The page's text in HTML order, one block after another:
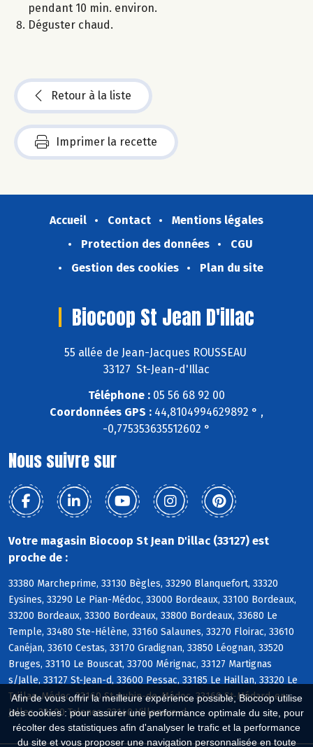
Afin de vous offrir la meilleure expérience possible, Biocoop utilise
des cookies : pour assurer une performance optimale du site, pour
récolter des statistiques afin d'analyser le trafic et la performance
du site et vous proposer une navigation personnalisée en toute
pendant 10 min. environ.
Déguster chaud.
Retour à la liste
Imprimer la recette
Accueil Contact
Mentions légales
Protection des données
CGU
Gestion des cookies
Plan du site
Biocoop St Jean D'illac
55 allée de Jean-Jacques ROUSSEAU
33127 St-Jean-d'Illac
Téléphone : 05 56 68 92 00
Coordonnées GPS : 44,8104994629892 ° ,
-0,775353635512602 °
Nous suivre sur
Votre magasin Biocoop St Jean D'illac (33127) est
proche de :
33380 Marcheprime, 33130 Bègles, 33290 Blanquefort, 33320
Eysines, 33290 Le Pian-Médoc, 33000 Bordeaux, 33100 Bordeaux,
33200 Bordeaux, 33300 Bordeaux, 33800 Bordeaux, 33680 Le
Temple, 33480 Ste-Hélène, 33160 Salaunes, 33270 Floirac, 33610
Canéjan, 33610 Cestas, 33170 Gradignan, 33850 Léognan, 33520
Bruges, 33110 Le Bouscat, 33700 Mérignac, 33127 Martignas
s/Jalle, 33127 St-Jean-d, 33600 Pessac, 33185 Le Haillan, 33320 Le
Taillan-Médoc, 33160 St-Aubin-de-Médoc, 33160 St-Médard-en-
Jalles, 33400 Talence, 33140 Villenave-d